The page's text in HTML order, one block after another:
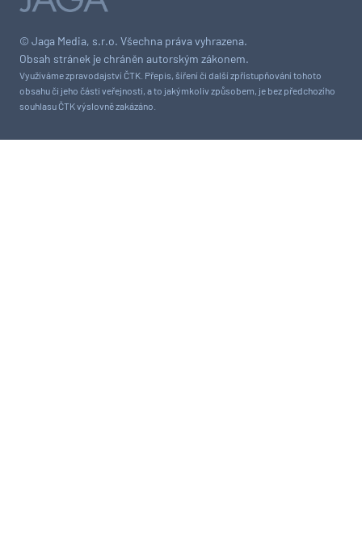
© Jaga Media, s.r.o. Všechna práva vyhrazena.
Obsah stránek je chráněn autorským zákonem.
Využíváme zpravodajství ČTK. Přepis, šíření či další zpřístupňování tohoto
obsahu či jeho části veřejnosti, a to jakýmkoliv způsobem, je bez předchozího
souhlasu ČTK výslovně zakázáno.